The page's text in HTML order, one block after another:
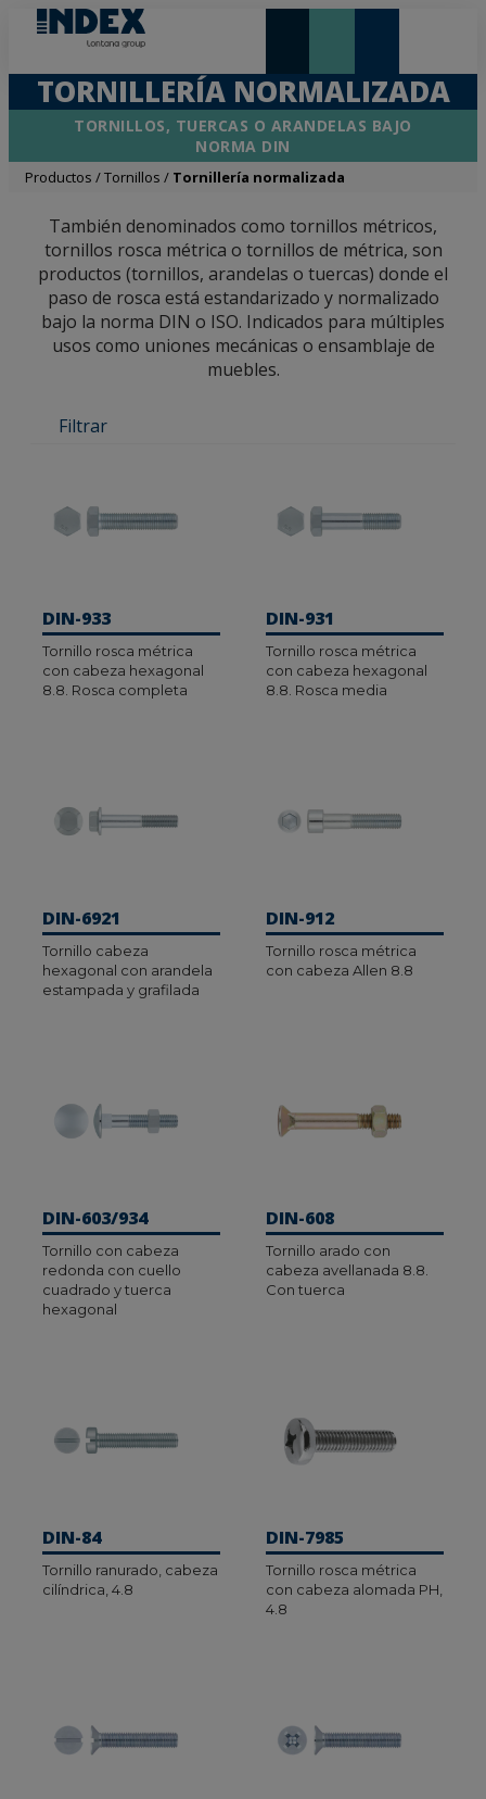
TORNILLERÍA NORMALIZADA
TORNILLOS, TUERCAS O ARANDELAS BAJO
NORMA DIN
Productos /Tornillos / Tornillería normalizada
También denominados como tornillos métricos,
tornillos rosca métrica o tornillos de métrica, son
productos (tornillos, arandelas o tuercas) donde el
paso de rosca está estandarizado y normalizado
bajo la norma DIN o ISO. Indicados para múltiples
usos como uniones mecánicas o ensamblaje de
muebles.
Filtrar
DIN-933
Tornillo rosca métrica
con cabeza hexagonal
8.8. Rosca completa
DIN-931
Tornillo rosca métrica
con cabeza hexagonal
8.8. Rosca media
DIN-6921
Tornillo cabeza
hexagonal con arandela
estampada y grafilada
DIN-912
Tornillo rosca métrica
con cabeza Allen 8.8
DIN-603/934
Tornillo con cabeza
redonda con cuello
cuadrado y tuerca
hexagonal
DIN-608
Tornillo arado con
cabeza avellanada 8.8.
Con tuerca
DIN-84
Tornillo ranurado, cabeza
cilíndrica, 4.8
DIN-7985
Tornillo rosca métrica
con cabeza alomada PH,
4.8